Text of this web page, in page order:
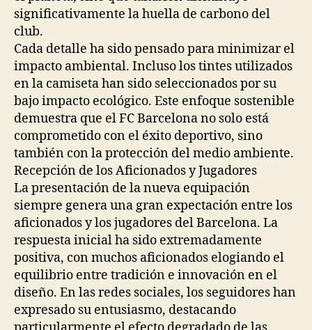
significativamente la huella de carbono del
club.
Cada detalle ha sido pensado para minimizar el
impacto ambiental. Incluso los tintes utilizados
en la camiseta han sido seleccionados por su
bajo impacto ecológico. Este enfoque sostenible
demuestra que el FC Barcelona no solo está
comprometido con el éxito deportivo, sino
también con la protección del medio ambiente.
Recepción de los Aficionados y Jugadores
La presentación de la nueva equipación
siempre genera una gran expectación entre los
aficionados y los jugadores del Barcelona. La
respuesta inicial ha sido extremadamente
positiva, con muchos aficionados elogiando el
equilibrio entre tradición e innovación en el
diseño. En las redes sociales, los seguidores han
expresado su entusiasmo, destacando